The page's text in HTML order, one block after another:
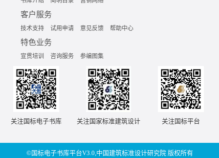
客户服务
技术支持 试用申请 意见反馈 帮助中心
特色业务
宣贯培训 咨询服务 参编图集
关注国标电子书库 关注国家标准建筑设计 关注国标平台
©国标电子书库平台V3.0,中国建筑标准设计研究院 版权所有